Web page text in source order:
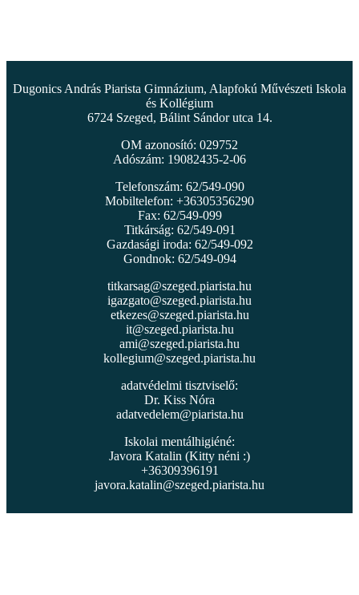
Dugonics András Piarista Gimnázium, Alapfokú Művészeti Iskola
és Kollégium
6724 Szeged, Bálint Sándor utca 14.
OM azonosító: 029752
Adószám: 19082435-2-06
Telefonszám: 62/549-090
Mobiltelefon: +36305356290
Fax: 62/549-099
Titkárság: 62/549-091
Gazdasági iroda: 62/549-092
Gondnok: 62/549-094
titkarsag@szeged.piarista.hu
igazgato@szeged.piarista.hu
etkezes@szeged.piarista.hu
it@szeged.piarista.hu
ami@szeged.piarista.hu
kollegium@szeged.piarista.hu
adatvédelmi tisztviselő:
Dr. Kiss Nóra
adatvedelem@piarista.hu
Iskolai mentálhigiéné:
Javora Katalin (Kitty néni :)
+36309396191
javora.katalin@szeged.piarista.hu